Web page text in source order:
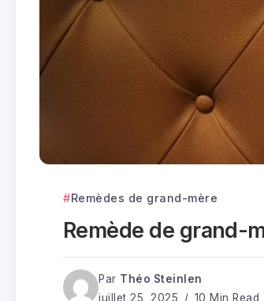
Remèdes de grand-mère
Remède de grand-
Par Théo Steinlen
juillet 25, 2025
10 Min Read